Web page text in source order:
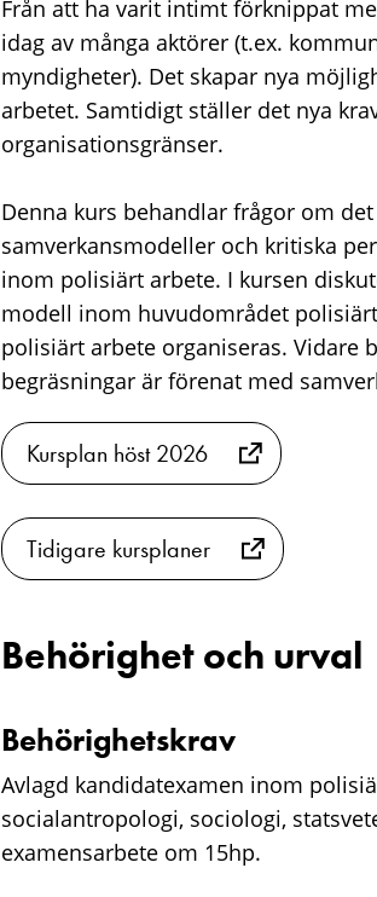
Från att ha varit intimt förknippat
idag av många aktörer (t.ex.
myndigheter). Det skapar nya
arbetet. Samtidigt ställer det nya
organisationsgränser.
Denna kurs behandlar frågor om
samverkansmodeller och kritiska
inom polisiärt arbete. I kursen
modell inom huvudområdet
polisiärt arbete organiseras. Vidare
begräsningar är förenat med
Kursplan höst 2026
Tidigare kursplaner
Behörighet och urval
Behörighetskrav
Avlagd kandidatexamen inom
socialantropologi, sociologi,
examensarbete om 15hp.